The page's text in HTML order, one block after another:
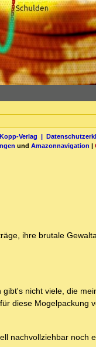
Verlag |
und Amazonnavigation |
ihre brutale
gibt's nicht viele, die
diese Mogelpackung
nachvollziehbar noch